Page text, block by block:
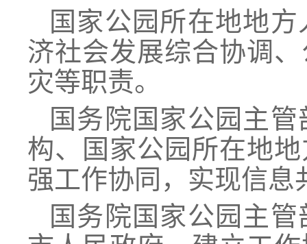
国家公园所在地地
济社会发展综合协调
灾等职责。
国务院国家公园主
构、国家公园所在地
强工作协同，实现信息
国务院国家公园主